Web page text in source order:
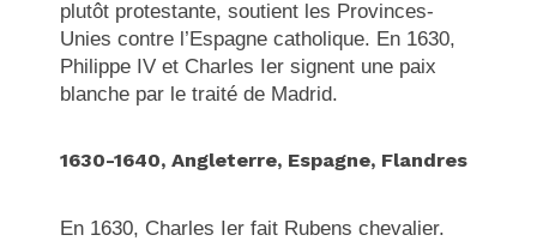
plutôt protestante, soutient les Provinces-
Unies contre l’Espagne catholique. En 1630,
Philippe IV et Charles Ier signent une paix
blanche par le traité de Madrid.
1630-1640, Angleterre, Espagne, Flandres
En 1630, Charles Ier fait Rubens chevalier.